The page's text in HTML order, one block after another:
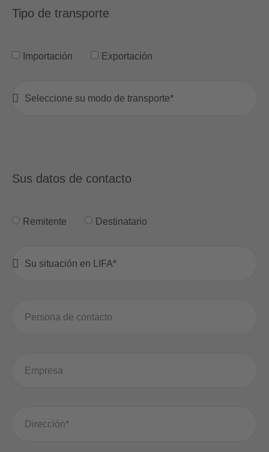
Tipo de transporte
Importación Exportación
Sus datos de contacto
Remitente Destinatario